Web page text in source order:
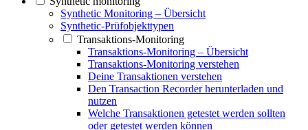
Synthetic Monitoring – Übersicht
Synthetic-Prüfobjekttypen
Transaktions-Monitoring
Transaktions-Monitoring – Übersicht
Transaktions-Monitoring verstehen
Deine Transaktionen verstehen
Den Transaction Recorder herunterladen und
nutzen
Welche Transaktionen getestet werden sollten
oder getestet werden können